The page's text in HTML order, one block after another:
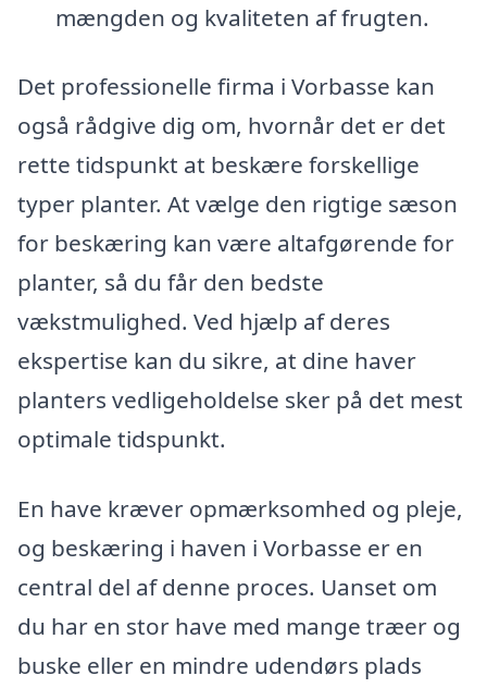
mængden og kvaliteten af frugten.
Det professionelle firma i Vorbasse kan
også rådgive dig om, hvornår det er det
rette tidspunkt at beskære forskellige
typer planter. At vælge den rigtige sæson
for beskæring kan være altafgørende for
planter, så du får den bedste
vækstmulighed. Ved hjælp af deres
ekspertise kan du sikre, at dine haver
planters vedligeholdelse sker på det mest
optimale tidspunkt.
En have kræver opmærksomhed og pleje,
og beskæring i haven i Vorbasse er en
central del af denne proces. Uanset om
du har en stor have med mange træer og
buske eller en mindre udendørs plads